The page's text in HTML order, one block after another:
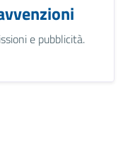
e pubblicità.